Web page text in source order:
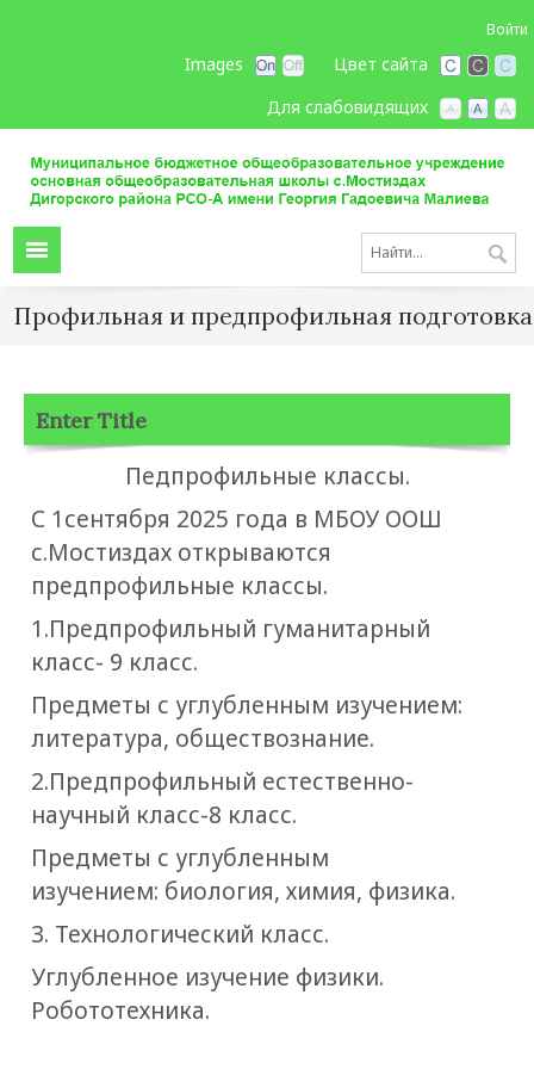
Войти
Цвет сайта
Images
Для слабовидящих
Профильная и предпрофильная подготовка
Enter Title
Педпрофильные классы.
С 1сентября 2025 года в МБОУ ООШ
с.Мостиздах открываются
предпрофильные классы.
1.Предпрофильный гуманитарный
класс- 9 класс.
Предметы с углубленным изучением:
литература, обществознание.
2.Предпрофильный естественно-
научный класс-8 класс.
Предметы с углубленным
изучением: биология, химия, физика.
3. Технологический класс.
Углубленное изучение физики.
Робототехника.